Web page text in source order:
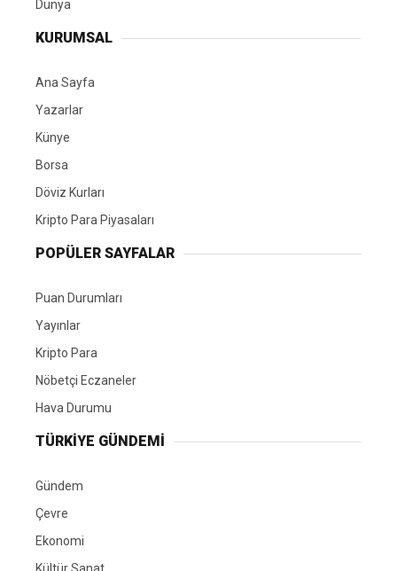
Dünya
KURUMSAL
Ana Sayfa
Yazarlar
Künye
Borsa
Döviz Kurları
Kripto Para Piyasaları
POPÜLER SAYFALAR
Puan Durumları
Yayınlar
Kripto Para
Nöbetçi Eczaneler
Hava Durumu
TÜRKIYE GÜNDEMI
Gündem
Çevre
Ekonomi